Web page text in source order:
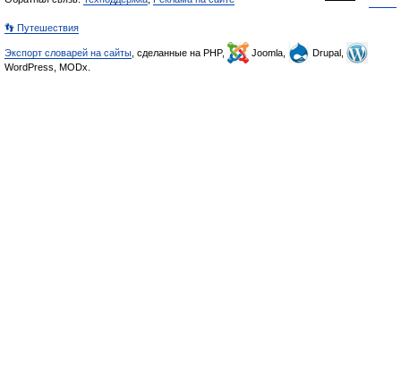
👣 Путешествия
Экспорт словарей на сайты , сделанные на PHP, Joomla,
Drupal,
WordPress, MODx.